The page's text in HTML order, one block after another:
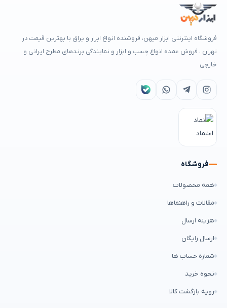
فروشگاه اینترنتی ابزار میهن، فروشنده انواع ابزار و یراق با بهترین قیمت در
تهران ، فروش عمده انواع چسب و ابزار و نمایندگی برندهای مطرح ایرانی و
خارجی
فروشگاه
همه محصولات
مقالات و راهنماها
هزینه ارسال
ارسال رایگان
شماره حساب ها
نحوه خرید
رویه بازگشت کالا